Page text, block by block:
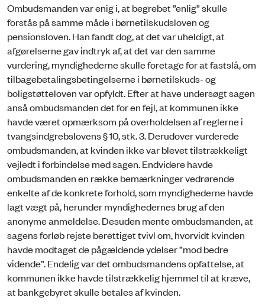
Ombudsmanden var enig i, at begrebet ”enlig” skulle
forstås på samme måde i børnetilskudsloven og
pensionsloven. Han fandt dog, at det var uheldigt, at
afgørelserne gav indtryk af, at det var den samme
vurdering, myndighederne skulle foretage for at fastslå, om
tilbagebetalingsbetingelserne i børnetilskuds- og
boligstøtteloven var opfyldt. Efter at have undersøgt sagen
anså ombudsmanden det for en fejl, at kommunen ikke
havde været opmærksom på overholdelsen af reglerne i
tvangsindgrebslovens § 10, stk. 3. Derudover vurderede
ombudsmanden, at kvinden ikke var blevet tilstrækkeligt
vejledt i forbindelse med sagen. Endvidere havde
ombudsmanden en række bemærkninger vedrørende
enkelte af de konkrete forhold, som myndighederne havde
lagt vægt på, herunder myndighedernes brug af den
anonyme anmeldelse. Desuden mente ombudsmanden, at
sagens forløb rejste berettiget tvivl om, hvorvidt kvinden
havde modtaget de pågældende ydelser ”mod bedre
vidende”. Endelig var det ombudsmandens opfattelse, at
kommunen ikke havde tilstrækkelig hjemmel til at kræve,
at bankgebyret skulle betales af kvinden.